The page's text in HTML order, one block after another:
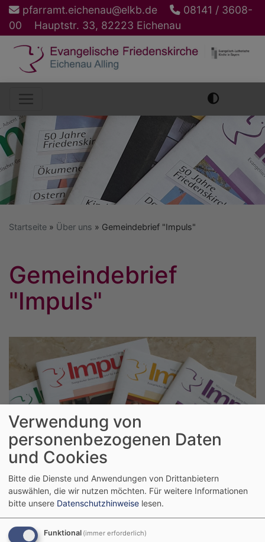
Direkt
zum
Inhalt
pfarramt.eichenau@elkb.de
08141 / 3608-
00
Hauptstr. 33, 82223 Eichenau
Hauptnavigation
Startseite Über uns Gemeindebrief "Impuls"
Gemeindebrief
"Impuls"
Verwendung von
personenbezogenen Daten
und Cookies
Bitte die Dienste und Anwendungen von Drittanbietern
auswählen, die wir nutzen möchten. Für weitere Informationen
bitte unsere Datenschutzhinweise lesen.
Funktional (immer erforderlich)